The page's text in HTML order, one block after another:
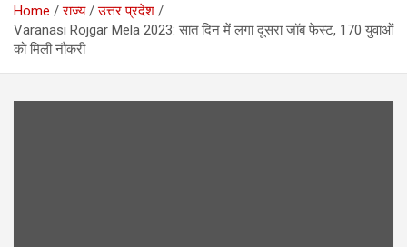
Home राज्य
उत्तर प्रदेश
Varanasi Rojgar Mela 2023: सात दिन में लगा दूसरा जॉब फेस्ट, 170 युवाओं
को मिली नौकरी